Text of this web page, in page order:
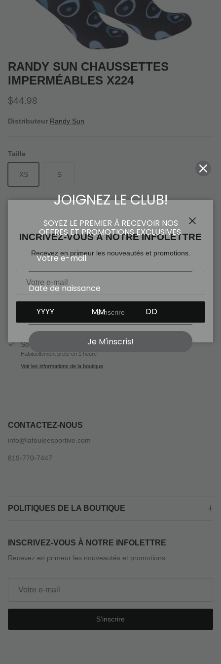
RANDY SUN CHAUSSETTES
IMPERMÉABLES X224
Prix habituel
$44.98
Distributeur Randy Sun
Taille
XS S
Service de retrait disponible àLa foulée sportive
Habituellement prête en 1 heure
Voir les informations de la boutique
CONTACTEZ-NOUS
info@lafouleesportive.com
819-770-7447
POLITIQUES DE LA BOUTIQUE
INSCRIVEZ-VOUS À NOTRE INFOLETTRE
Recevez en primeur les nouveautés et promotions.
S’inscrire
INCRIVEZ-VOUS À NOTRE INFOLETTRE
Recevez en primeur les nouveautés et promotions.
S’inscrire
JOIGNEZ LE CLUB!
SOYEZ LE PREMIER À RECEVOIR NOS
OFFRES ET PROMOTIONS EXCLUSIVES.
Date de naissance
Je M'inscris!